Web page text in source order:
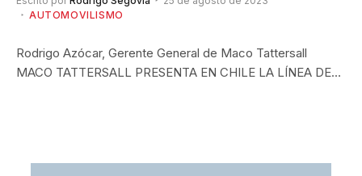
AUTOMOVILISMO
Rodrigo Azócar, Gerente General de Maco Tattersall
MACO TATTERSALL PRESENTA EN CHILE LA LÍNEA DE…